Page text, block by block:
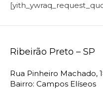
Ribeirão Preto – SP
Rua Pinheiro Machado,
Bairro: Campos Elíseos